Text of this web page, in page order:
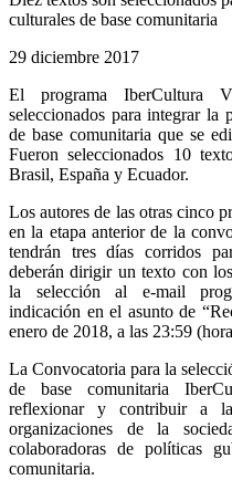
culturales de base comunitaria
29 diciembre 2017
El programa IberCultura
seleccionados para integrar la
de base comunitaria que se
Fueron seleccionados 10
Brasil, España y Ecuador.
Los autores de las otras cinco
en la etapa anterior de la
tendrán tres días corridos
deberán dirigir un texto con
la selección al e-mail
indicación en el asunto de
enero de 2018, a las 23:59
La Convocatoria para la
de base comunitaria
reflexionar y contribuir a
organizaciones de la
colaboradoras de políticas
comunitaria.